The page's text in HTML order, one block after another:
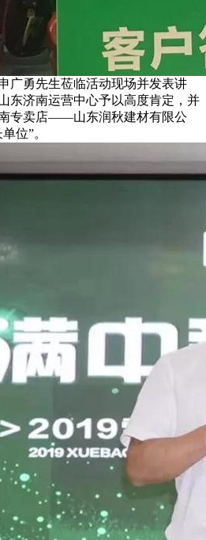
广勇先生莅临活动现场并发表讲
东济南运营中心予以高度肯定，并
专卖店——山东润秋建材有限公
位”。